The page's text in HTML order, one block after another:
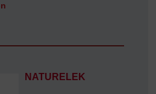
NATURELEK